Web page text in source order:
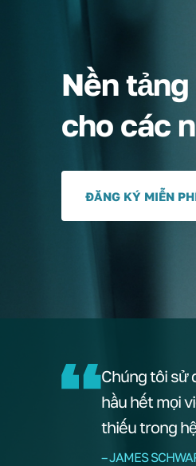
Nền
cho các
ĐĂNG KÝ MIỄN
Chúng tôi sử
hầu hết mọi
thiếu trong
– JAMES